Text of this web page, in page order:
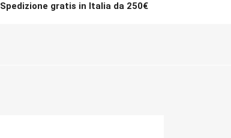
Spedizione gratis in Italia da 250€